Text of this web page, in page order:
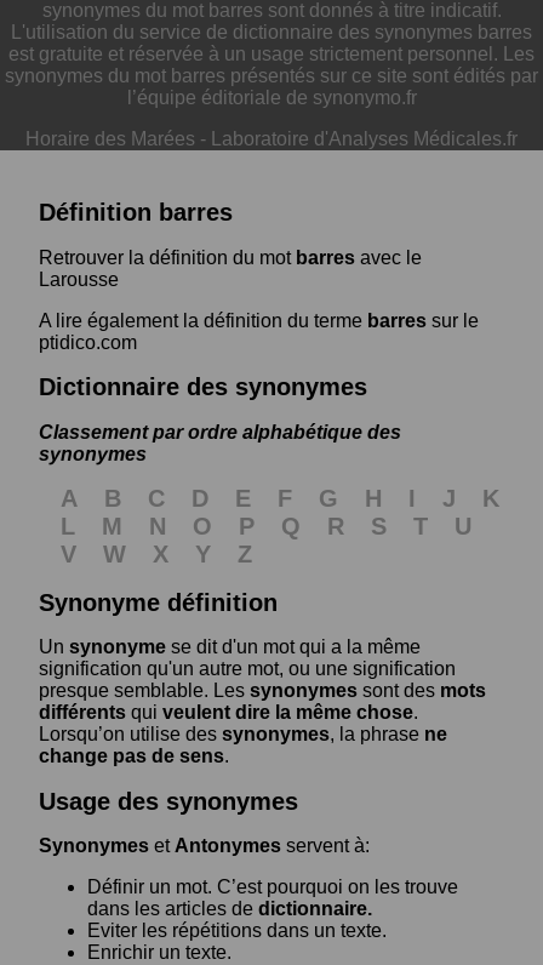
synonymes du mot barres sont donnés à titre indicatif.
L'utilisation du service de dictionnaire des synonymes barres
est gratuite et réservée à un usage strictement personnel. Les
synonymes du mot barres présentés sur ce site sont édités par
l’équipe éditoriale de synonymo.fr
Horaire des Marées - Laboratoire d'Analyses Médicales.fr
Définition barres
Retrouver la définition du mot barres avec le
Larousse
A lire également la définition du terme barres sur le
ptidico.com
Dictionnaire des synonymes
Classement par ordre alphabétique des
synonymes
A B C D E F G H I J
K
L
M N O P Q R S T
U
V
W X Y
Z
Synonyme définition
Un synonyme se dit d'un mot qui a la même
signification qu'un autre mot, ou une signification
presque semblable. Les synonymes sont des mots
différents qui veulent dire la même chose.
Lorsqu’on utilise des synonymes, la phrase ne
change pas de sens.
Usage des synonymes
Synonymes etAntonymes servent à:
Définir un mot. C’est pourquoi on les trouve
dans les articles de dictionnaire.
Eviter les répétitions dans un texte.
Enrichir un texte.